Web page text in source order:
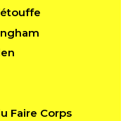
Faire Corps